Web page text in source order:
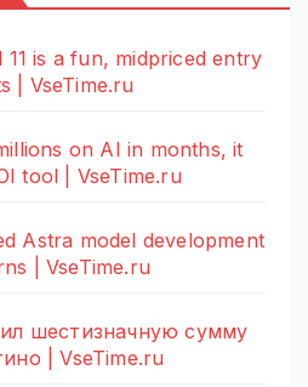
11 is a fun, midpriced entry
| VseTime.ru
on AI in months, it
tool | VseTime.ru
Astra model development
| VseTime.ru
шестизначную сумму
| VseTime.ru